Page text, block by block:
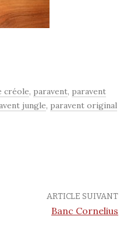
créole, paravent, paravent
jungle, paravent original
ARTICLE SUIVANT
Banc Cornelius